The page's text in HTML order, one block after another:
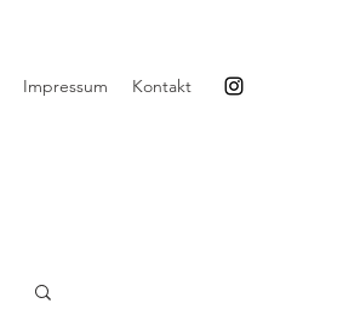
Impressum Kontakt